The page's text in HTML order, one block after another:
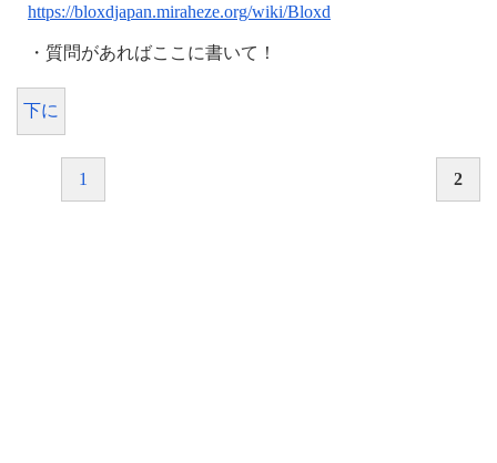
https://bloxdjapan.miraheze.org/wiki/Bloxd
・質問があればここに書いて！
下に
1 2